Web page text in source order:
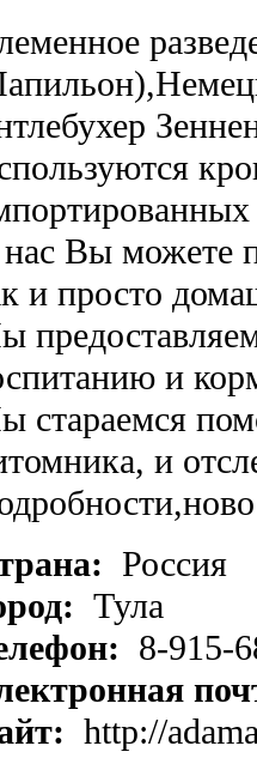
Вы можете
и просто
и
стараемся
и
Россия
Тула
8-915-
http://